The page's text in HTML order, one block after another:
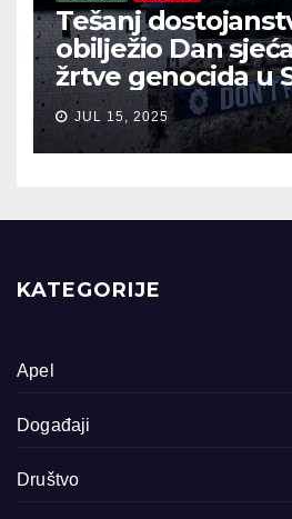
Tešanj
obilježio Dan
žrtve genocida u
JUL 15, 2025
KATEGORIJE
Apel
Događaji
Društvo